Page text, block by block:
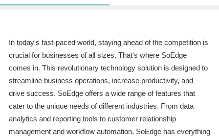
In today's fast-paced world, staying ahead of the competition is
crucial for businesses of all sizes. That's where SoEdge
comes in. This revolutionary technology solution is designed to
streamline business operations, increase productivity, and
drive success. SoEdge offers a wide range of features that
cater to the unique needs of different industries. From data
analytics and reporting tools to customer relationship
management and workflow automation, SoEdge has everything